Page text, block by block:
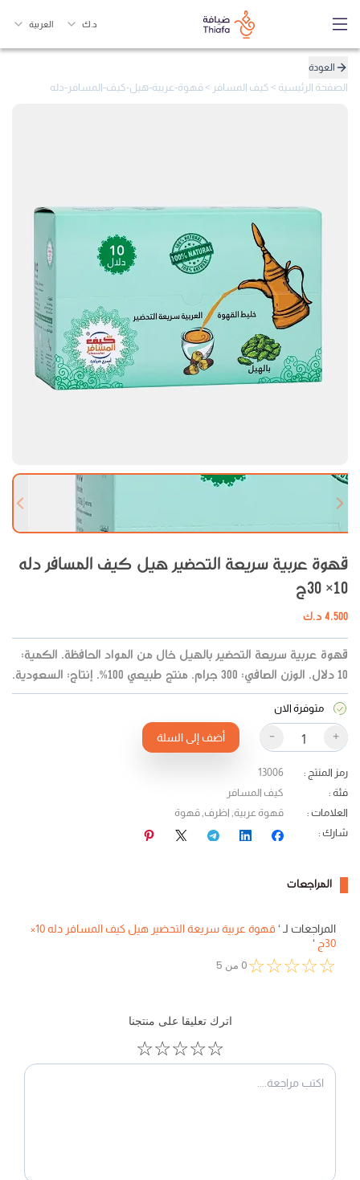
د.ك العربية
العودة
الصفحة الرئيسية > كيف المسافر > قهوة-عربية-هيل-كيف-المسافر-دله
Next slide
قهوة عربية سريعة التحضير هيل كيف المسافر دله
10× 30ج
4.500د.ك
قهوة عربية سريعة التحضير بالهيل خال من المواد الحافظة. الكمية:
10 دلال. الوزن الصافي: 300 جرام. منتج طبيعي 100%. إنتاج: السعودية.
متوفرة الان
- + أضف إلى السلة
رمز المنتج :
13006
فئة :
كيف المسافر
العلامات : قهوة عربية, اظرف, قهوة
شارك :
المراجعات
المراجعات لـ ‘
قهوة عربية سريعة التحضير هيل كيف المسافر دله 10×
30ج
‘
☆
☆
☆
☆
☆
0 من
اترك تعليقا على منتجنا
☆
☆
☆
☆
☆